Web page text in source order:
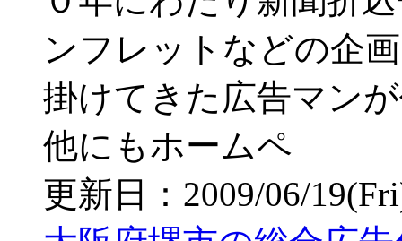
ンフレットなどの企
掛けてきた広告マン
他にもホームペ
更新日：2009/06/